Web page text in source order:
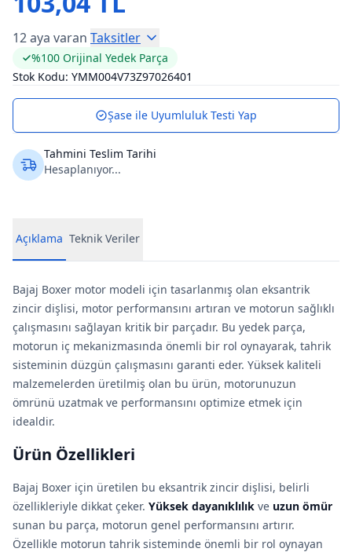
12 aya varan Taksitler
%100 Orijinal Yedek Parça
Stok Kodu: YMM004V73Z97026401
Şase ile Uyumluluk Testi Yap
Tahmini Teslim Tarihi
Hesaplanıyor...
Açıklama Teknik Veriler
Bajaj Boxer motor modeli için tasarlanmış olan eksantrik
zincir dişlisi, motor performansını artıran ve motorun sağlıklı
çalışmasını sağlayan kritik bir parçadır. Bu yedek parça,
motorun iç mekanizmasında önemli bir rol oynayarak, tahrik
sisteminin düzgün çalışmasını garanti eder. Yüksek kaliteli
malzemelerden üretilmiş olan bu ürün, motorunuzun
ömrünü uzatmak ve performansını optimize etmek için
idealdir.
Ürün Özellikleri
Bajaj Boxer için üretilen bu eksantrik zincir dişlisi, belirli
özellikleriyle dikkat çeker. Yüksek dayanıklılık ve uzun ömür
sunan bu parça, motorun genel performansını artırır.
Özellikle motorun tahrik sisteminde önemli bir rol oynayan